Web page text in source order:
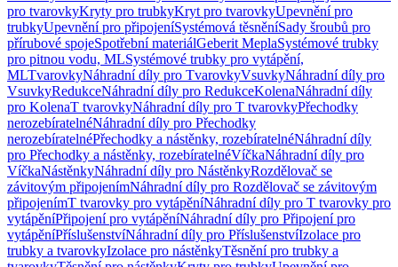
pro tvarovkyKryty pro trubkyKryt pro tvarovkyUpevnění pro
trubkyUpevnění pro připojeníSystémová těsněníSady šroubů pro
přírubové spojeSpotřební materiálGeberit MeplaSystémové trubky
pro pitnou vodu, MLSystémové trubky pro vytápění,
MLTvarovkyNáhradní díly pro TvarovkyVsuvkyNáhradní díly pro
VsuvkyRedukceNáhradní díly pro RedukceKolenaNáhradní díly
pro KolenaT tvarovkyNáhradní díly pro T tvarovkyPřechodky
nerozebíratelnéNáhradní díly pro Přechodky
nerozebíratelnéPřechodky a nástěnky, rozebíratelnéNáhradní díly
pro Přechodky a nástěnky, rozebíratelnéVíčkaNáhradní díly pro
VíčkaNástěnkyNáhradní díly pro NástěnkyRozdělovač se
závitovým připojenímNáhradní díly pro Rozdělovač se závitovým
připojenímT tvarovky pro vytápěníNáhradní díly pro T tvarovky pro
vytápěníPřipojení pro vytápěníNáhradní díly pro Připojení pro
vytápěníPříslušenstvíNáhradní díly pro PříslušenstvíIzolace pro
trubky a tvarovkyIzolace pro nástěnkyTěsnění pro trubky a